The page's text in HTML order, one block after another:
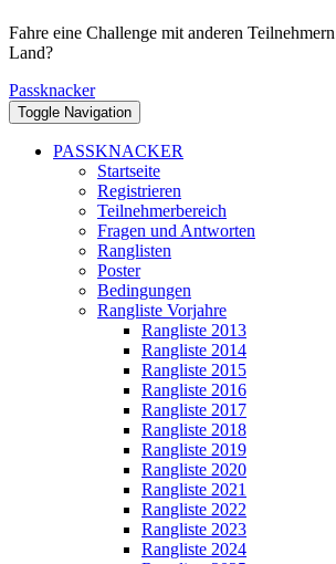
Fahre eine Challenge mit anderen
Land?
Passknacker
Toggle Navigation
PASSKNACKER
Startseite
Registrieren
Teilnehmerbereich
Fragen und Antworten
Ranglisten
Poster
Bedingungen
Rangliste Vorjahre
Rangliste 2013
Rangliste 2014
Rangliste 2015
Rangliste 2016
Rangliste 2017
Rangliste 2018
Rangliste 2019
Rangliste 2020
Rangliste 2021
Rangliste 2022
Rangliste 2023
Rangliste 2024